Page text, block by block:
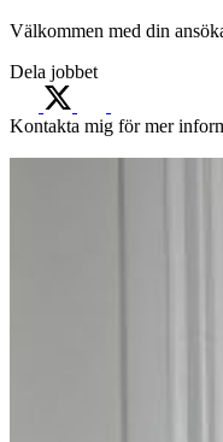
Välkommen med din
Dela jobbet
Kontakta mig för mer